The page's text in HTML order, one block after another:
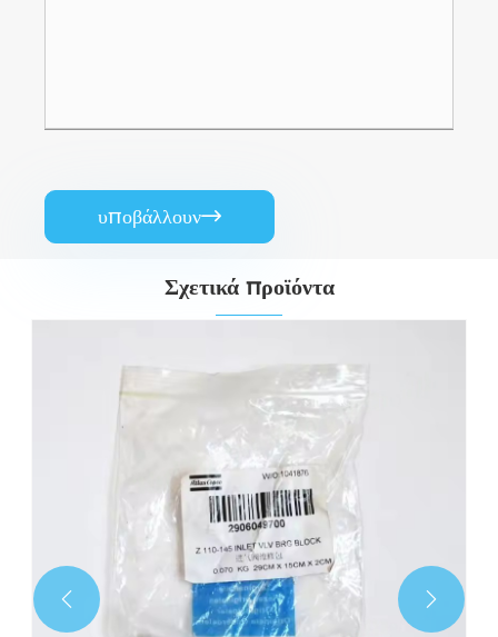
υποβάλλουν
Σχετικά προϊόντα
 